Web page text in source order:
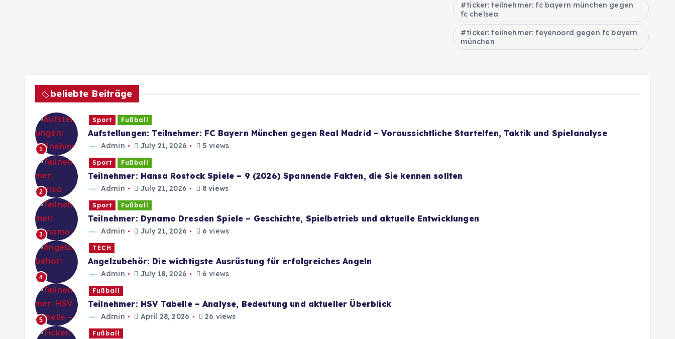
ticker: teilnehmer: fc bayern münchen gegen
fc chelsea
ticker: teilnehmer: feyenoord gegen fc bayern
münchen
beliebte Beiträge
1
Sport Fußball
Aufstellungen: Teilnehmer: FC Bayern München gegen Real Madrid – Voraussichtliche Startelfen, Taktik und Spielanalyse
Admin July 21, 2026 5 views
2
Sport Fußball
Teilnehmer: Hansa Rostock Spiele – 9 (2026) Spannende Fakten, die Sie kennen sollten
Admin July 21, 2026 8 views
3
Sport Fußball
Teilnehmer: Dynamo Dresden Spiele – Geschichte, Spielbetrieb und aktuelle Entwicklungen
Admin July 21, 2026 6 views
4
TECH
Angelzubehör: Die wichtigste Ausrüstung für erfolgreiches Angeln
Admin July 18, 2026 6 views
5
Fußball
Teilnehmer: HSV Tabelle – Analyse, Bedeutung und aktueller Überblick
Admin April 28, 2026 26 views
Fußball